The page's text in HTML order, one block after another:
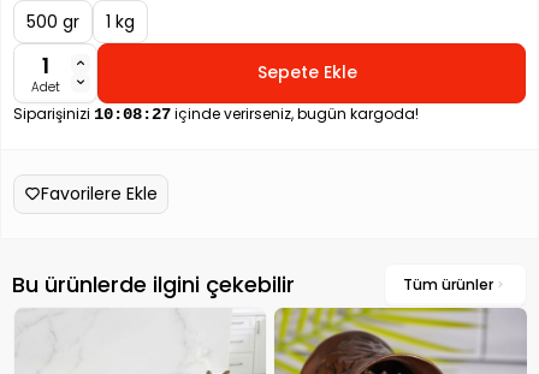
500 gr
1 kg
Adet
Sepete Ekle
Siparişinizi 10:08:26içinde verirseniz, bugün kargoda!
Favorilere Ekle
Bu ürünlerde ilgini çekebilir Tüm ürünler